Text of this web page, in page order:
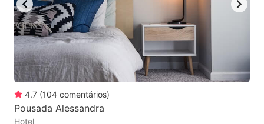
4.7 (104 comentários)
Pousada Alessandra
Hotel